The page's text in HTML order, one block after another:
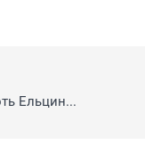
Ельцин...